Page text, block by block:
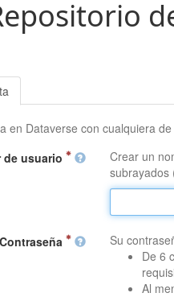
en Dataverse con cualquiera
usuario
Crear un
subrayados
Contraseña
Su
De 6
Al